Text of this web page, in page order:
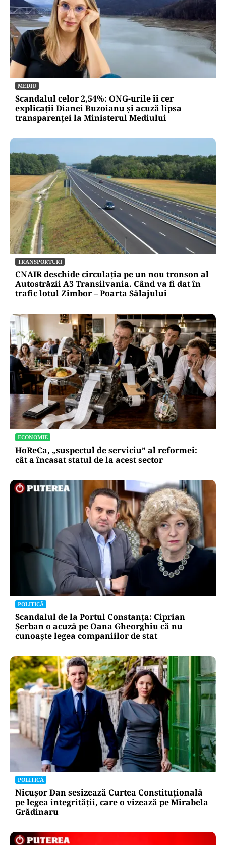
MEDIU
Scandalul celor 2,54%: ONG-urile îi cer
explicații Dianei Buzoianu și acuză lipsa
transparenței la Ministerul Mediului
TRANSPORTURI
CNAIR deschide circulația pe un nou tronson al
Autostrăzii A3 Transilvania. Când va fi dat în
trafic lotul Zimbor – Poarta Sălajului
ECONOMIE
HoReCa, „suspectul de serviciu” al reformei:
cât a încasat statul de la acest sector
POLITICĂ
Scandalul de la Portul Constanța: Ciprian
Șerban o acuză pe Oana Gheorghiu că nu
cunoaște legea companiilor de stat
POLITICĂ
Nicușor Dan sesizează Curtea Constituțională
pe legea integrității, care o vizează pe Mirabela
Grădinaru